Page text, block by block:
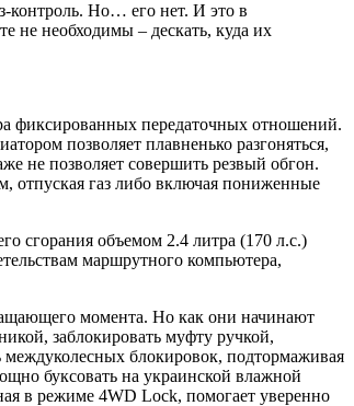
контроль. Но… его нет. И это в
не необходимы – дескать, куда их
фиксированных передаточных отношений.
позволяет плавненько разгоняться,
не позволяет совершить резвый обгон.
отпуская газ либо включая пониженные
сгорания объемом 2.4 литра (170 л.с.)
маршрутного компьютера,
момента. Но как они начинают
заблокировать муфту ручкой,
междуколесных блокировок, подтормаживая
буксовать на украинской влажной
в режиме 4WD Lock, помогает уверенно